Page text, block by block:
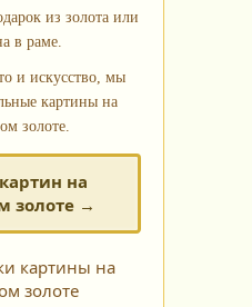
из золота или
в раме.
и искусство, мы
картины на
золоте.
на
золоте →